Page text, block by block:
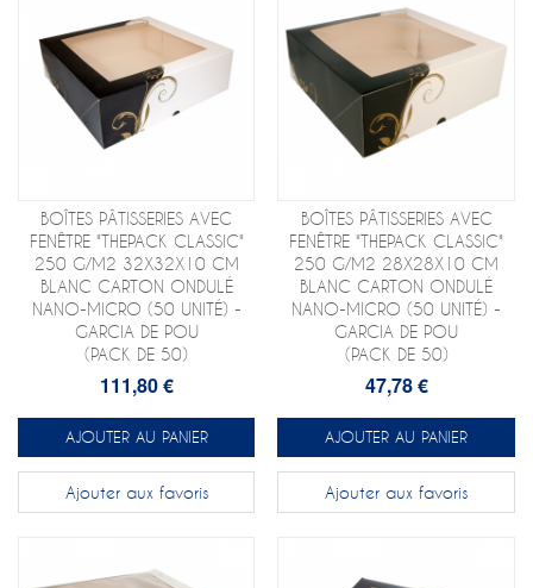
BOÎTES PÂTISSERIES AVEC
FENÊTRE "THEPACK CLASSIC"
250 G/M2 32X32X10 CM
BLANC CARTON ONDULÉ
NANO-MICRO (50 UNITÉ) -
GARCIA DE POU
(PACK DE 50)
111,80 €
AJOUTER AU PANIER
Ajouter aux favoris
BOÎTES PÂTISSERIES AVEC
FENÊTRE "THEPACK CLASSIC"
250 G/M2 28X28X10 CM
BLANC CARTON ONDULÉ
NANO-MICRO (50 UNITÉ) -
GARCIA DE POU
(PACK DE 50)
47,78 €
AJOUTER AU PANIER
Ajouter aux favoris